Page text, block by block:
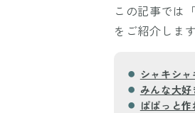
この記事では
をご紹介しま
シャキシ
みんな大
ぱぱっと